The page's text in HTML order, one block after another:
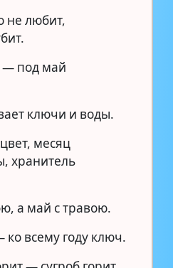
не любит,
— под май
ключи и воды.
месяц
хранитель
а май с травою.
всему году ключ.